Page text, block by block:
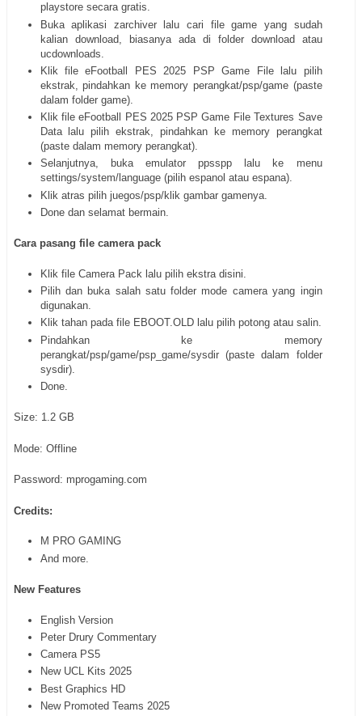
playstore secara gratis.
Buka aplikasi zarchiver lalu cari file game yang sudah
kalian download, biasanya ada di folder download atau
ucdownloads.
Klik file eFootball PES 2025 PSP Game File lalu pilih
ekstrak, pindahkan ke memory perangkat/psp/game (paste
dalam folder game).
Klik file eFootball PES 2025 PSP Game File Textures Save
Data lalu pilih ekstrak, pindahkan ke memory perangkat
(paste dalam memory perangkat).
Selanjutnya, buka emulator ppsspp lalu ke menu
settings/system/language (pilih espanol atau espana).
Klik atras pilih juegos/psp/klik gambar gamenya.
Done dan selamat bermain.
Cara pasang file camera pack
Klik file Camera Pack lalu pilih ekstra disini.
Pilih dan buka salah satu folder mode camera yang ingin
digunakan.
Klik tahan pada file EBOOT.OLD lalu pilih potong atau salin.
Pindahkan ke memory
perangkat/psp/game/psp_game/sysdir (paste dalam folder
sysdir).
Done.
Size: 1.2 GB
Mode: Offline
Password: mprogaming.com
Credits:
M PRO GAMING
And more.
New Features
English Version
Peter Drury Commentary
Camera PS5
New UCL Kits 2025
Best Graphics HD
New Promoted Teams 2025